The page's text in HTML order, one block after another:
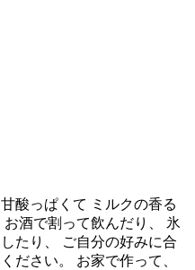
酸っぱくて ミルクの香る
酒で割って飲んだり、 氷
たり、 ご自分の好みに合
ださい。 お家で作って、